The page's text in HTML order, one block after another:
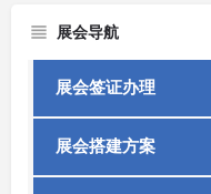
展会导航
展会签证办理
展会搭建方案